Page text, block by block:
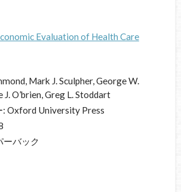
Evaluation of Health Care
Mark J. Sculpher, George W.
J. O’brien, Greg L. Stoddart
: Oxford University Press
ーバック